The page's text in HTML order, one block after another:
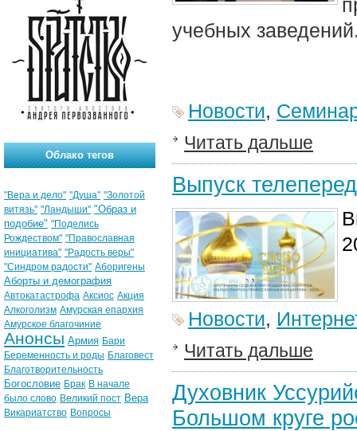
учебных
Новости,
Читать дальше
Выпуск
Новости,
Читать дальше
Духовник
Большом круге
Облако тегов
"Вера и дело" "Душа" "Золотой
витязь" "Ландыши" "Образ и
подобие" "Поделись
Рождеством" "Православная
инициатива" "Радость веры"
"Синдром радости" Аборигены
Аборты и демография
Автокатастрофа Аксиос Акция
Алкоголизм Амурская епархия
Амурское благочиние
Анонсы Армия Бари
Беременность и роды Благовест
Благотворительность
Богословие Брак В начале
было слово Великий пост Вера
Викариатство Вопросы